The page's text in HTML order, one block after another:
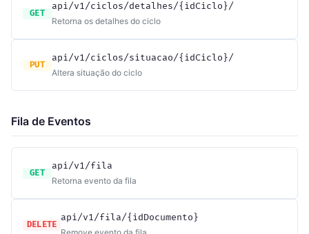
GET
api/v1/ciclos/detalhes/{idCiclo}/
Retorna os detalhes do ciclo
PUT
api/v1/ciclos/situacao/{idCiclo}/
Altera situação do ciclo
Fila de Eventos
GET
api/v1/fila
Retorna evento da fila
DELETE
api/v1/fila/{idDocumento}